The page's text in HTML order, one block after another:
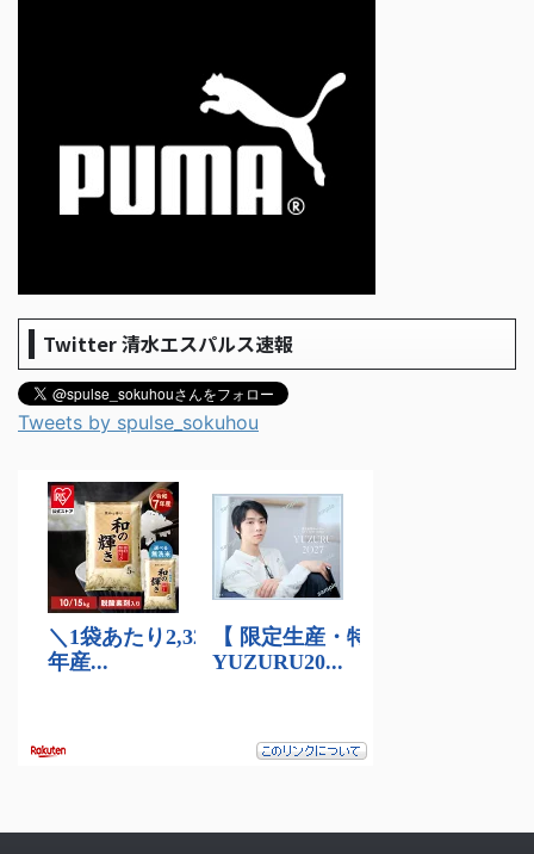
Twitter 清水エスパルス速報
Tweets by spulse_sokuhou